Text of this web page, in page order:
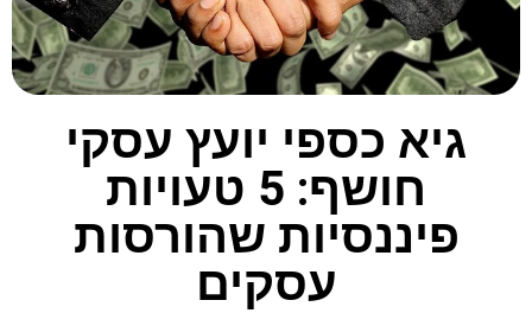
גיא כספי יועץ עסקי
חושף: 5 טעויות
פיננסיות שהורסות
עסקים